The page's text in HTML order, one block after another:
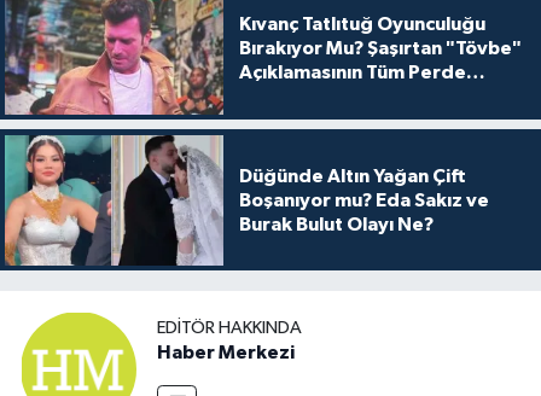
Kıvanç Tatlıtuğ Oyunculuğu
Bırakıyor Mu? Şaşırtan "Tövbe"
Açıklamasının Tüm Perde
Düğünde Altın Yağan Çift
Boşanıyor mu? Eda Sakız ve
Burak Bulut Olayı Ne?
EDITÖR HAKKINDA
Haber Merkezi